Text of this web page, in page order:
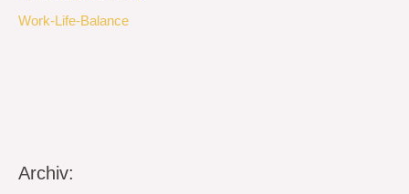
Work-Life-Balance
Archiv: